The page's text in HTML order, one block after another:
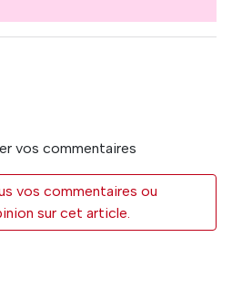
vos commentaires
vos commentaires ou
sur cet article.